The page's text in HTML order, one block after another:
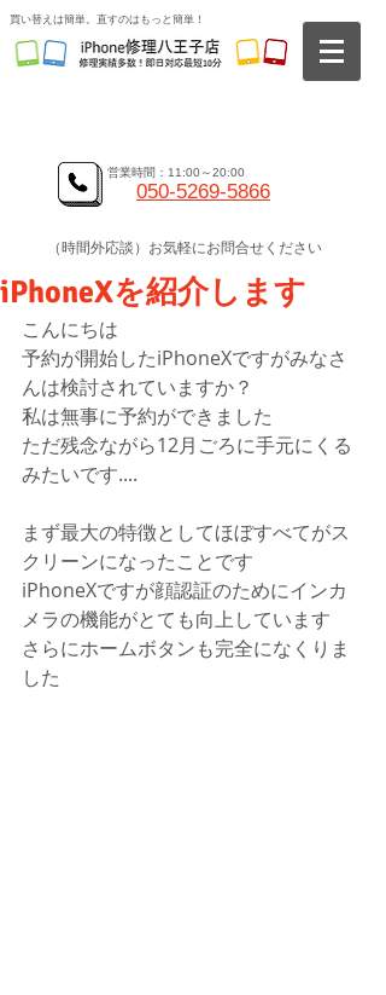
​買い替えは簡単。直すのはもっと簡単！
050-5269-5866
営業時間：11:00～20:00
（時間外応談）お気軽にお問合せください
iPhoneXを紹介します
こんにちは
予約が開始したiPhoneXですがみなさ
んは検討されていますか？
私は無事に予約ができました
ただ残念ながら12月ごろに手元にくる
みたいです....
まず最大の特徴としてほぼすべてがス
クリーンになったことです
iPhoneXですが顔認証のためにインカ
メラの機能がとても向上しています
さらにホームボタンも完全になくりま
した